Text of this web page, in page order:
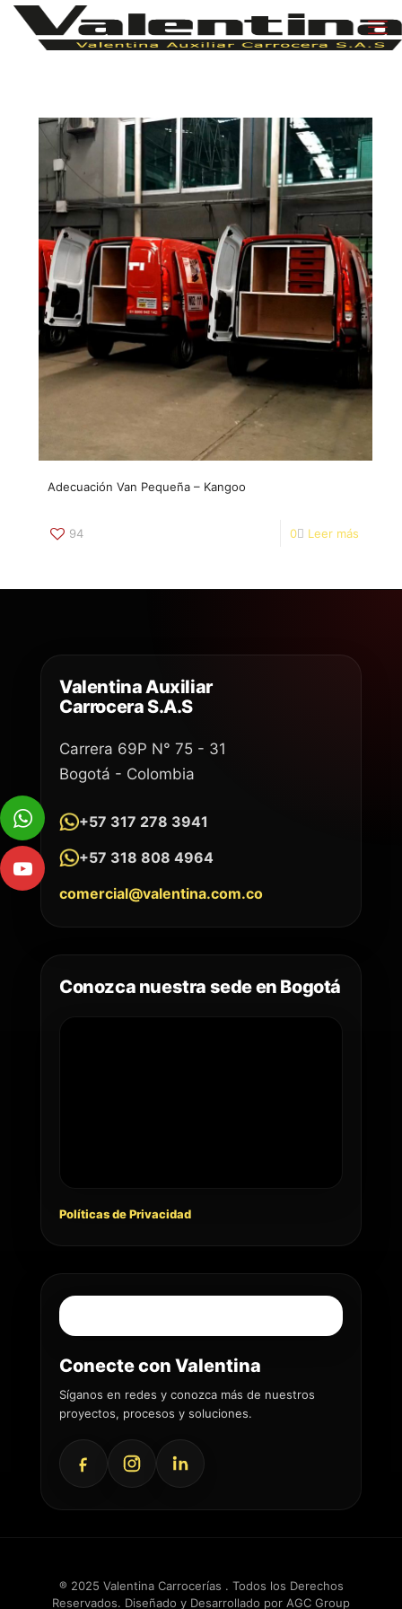
​Adecuación Van Pequeña – Kangoo
94 0 Leer más
Valentina Auxiliar
Carrocera S.A.S
Carrera 69P N° 75 - 31
Bogotá - Colombia
+57 317 278 3941
+57 318 808 4964
comercial@valentina.com.co
Conozca nuestra sede en Bogotá
Políticas de Privacidad
Conecte con Valentina
Síganos en redes y conozca más de nuestros
proyectos, procesos y soluciones.
® 2025 Valentina Carrocerías . Todos los Derechos
Reservados. Diseñado y Desarrollado por AGC Group